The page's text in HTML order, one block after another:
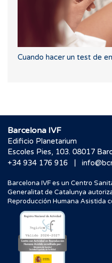
Cuando hacer un test de
Barcelona IVF
Edificio Planetarium
Escoles Pies, 103. 08017
+34 934 176 916
|
Barcelona IVF es un Centro
Generalitat de Catalunya
Reproducción Humana Asistida